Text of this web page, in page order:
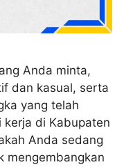
Anda minta,
dan kasual, serta
yang telah
kerja di Kabupaten
Anda sedang
mengembangkan